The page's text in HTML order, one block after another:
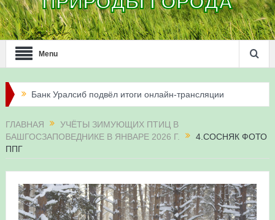
Menu
Банк Уралсиб подвёл итоги онлайн-трансляции
Итоги акции «Соловьиные вечера-2026» в
Три птенца сапсанов Уралсиба получили имена и
кольца
ГЛАВНАЯ
УЧЁТЫ ЗИМУЮЩИХ ПТИЦ В
БАШГОСЗАПОВЕДНИКЕ В ЯНВАРЕ 2026 Г.
4.СОСНЯК ФОТО
ППГ